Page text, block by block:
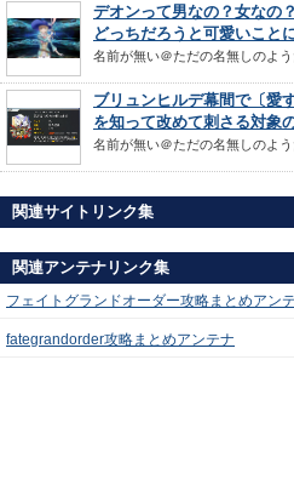
デオンって男なの？女なの
どっちだろうと可愛いこと
名前が無い＠ただの名無しのよ
ブリュンヒルデ幕間で〔愛
を知って改めて刺さる対象
名前が無い＠ただの名無しのよ
関連サイトリンク集
関連アンテナリンク集
フェイトグランドオーダー攻略まとめアン
fategrandorder攻略まとめアンテナ